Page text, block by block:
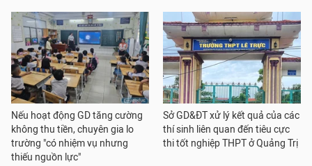
Nếu hoạt động GD tăng cường
không thu tiền, chuyên gia lo
trường "có nhiệm vụ nhưng
thiếu nguồn lực"
Sở GD&ĐT xử lý kết quả của các
thí sinh liên quan đến tiêu cực
thi tốt nghiệp THPT ở Quảng Trị